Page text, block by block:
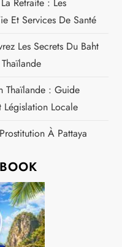
Retraite : Les
Et Services De Santé
Les Secrets Du Baht
Thaïlande : Guide
Législation Locale
À Pattaya